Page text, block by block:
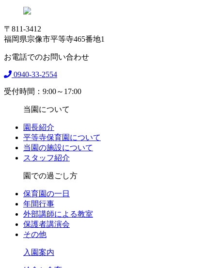
〒811-3412
福岡県宗像市平等寺465番地1
お電話でのお問い合わせ
0940-33-2554
受付時間：9:00～17:00
当園について
園長紹介
平等寺保育園について
当園の施設について
スタッフ紹介
園での過ごし方
保育園の一日
年間行事
外部講師による教室
保護者講演会
その他
入園案内